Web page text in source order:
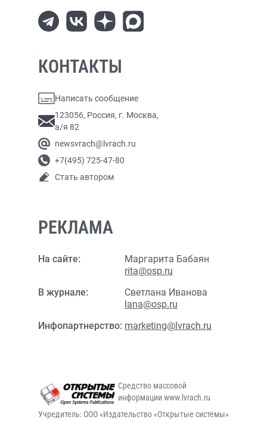
КОНТАКТЫ
Написать сообщение
123056, Россия, г. Москва,
а/я 82
newsvrach@lvrach.ru
+7(495) 725-47-80
Стать автором
РЕКЛАМА
На сайте:
Маргарита Бабаян
rita@osp.ru
В журнале:
Светлана Иванова
lana@osp.ru
Инфопартнерство: marketing@lvrach.ru
Средство массовой
информации www.lvrach.ru
Учредитель: ООО «Издательство «Открытые системы»